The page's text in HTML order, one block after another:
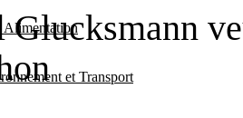
Alimentation
et Transport
Glucksmann